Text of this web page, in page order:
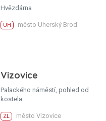
Hvězdárna
UH město Uherský Brod
Vizovice
Palackého náměstí, pohled od
kostela
ZL město Vizovice